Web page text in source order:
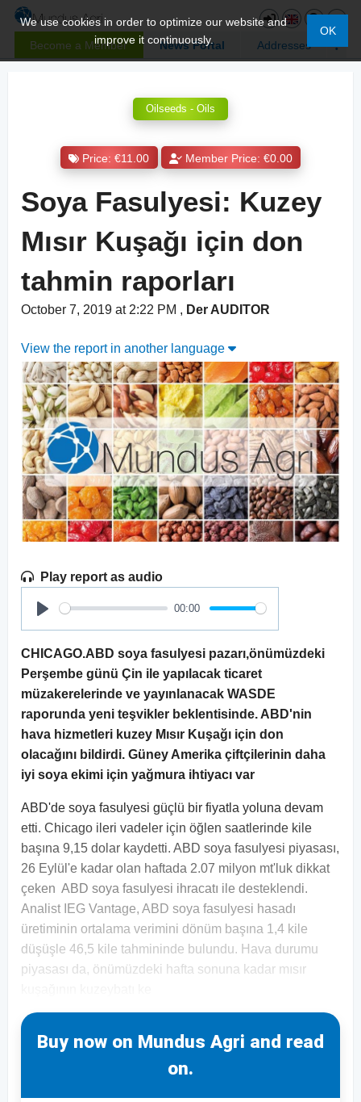
Become a Member News Portal Addresses
We use cookies in order to optimize our website and
improve it continuously.
OK
Oilseeds - Oils
Price: €11.00 Member Price: €0.00
Soya Fasulyesi: Kuzey
Mısır Kuşağı için don
tahmin raporları
October 7, 2019 at 2:22 PM , Der AUDITOR
View the report in another language
Play report as audio
Play
00:00
CHICAGO.ABD soya fasulyesi pazarı,önümüzdeki
Perşembe günü Çin ile yapılacak ticaret
müzakerelerinde ve yayınlanacak WASDE
raporunda yeni teşvikler beklentisinde. ABD'nin
hava hizmetleri kuzey Mısır Kuşağı için don
olacağını bildirdi. Güney Amerika çiftçilerinin daha
iyi soya ekimi için yağmura ihtiyacı var
ABD'de soya fasulyesi güçlü bir fiyatla yoluna devam
etti. Chicago ileri vadeler için öğlen saatlerinde kile
başına 9,15 dolar kaydetti. ABD soya fasulyesi piyasası,
26 Eylül'e kadar olan haftada 2.07 milyon mt'luk dikkat
çeken ABD soya fasulyesi ihracatı ile desteklendi.
Analist IEG Vantage, ABD soya fasulyesi hasadı
üretiminin ortalama verimini dönüm başına 1,4 kile
düşüşle 46,5 kile tahmininde bulundu. Hava durumu
piyasası da, önümüzdeki hafta sonuna kadar mısır
Buy now on Mundus Agri and read
on.